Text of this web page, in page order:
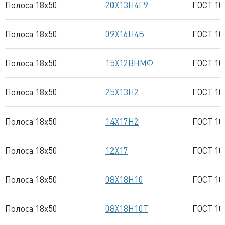
Полоса 18x50 20Х13Н4Г9 ГОСТ
Полоса 18x50 09Х16Н4Б ГОСТ
Полоса 18x50 15Х12ВНМФ ГОСТ
Полоса 18x50 25Х13Н2 ГОСТ
Полоса 18x50 14Х17Н2 ГОСТ
Полоса 18x50 12Х17 ГОСТ
Полоса 18x50 08Х18Н10 ГОСТ
Полоса 18x50 08Х18Н10Т ГОСТ